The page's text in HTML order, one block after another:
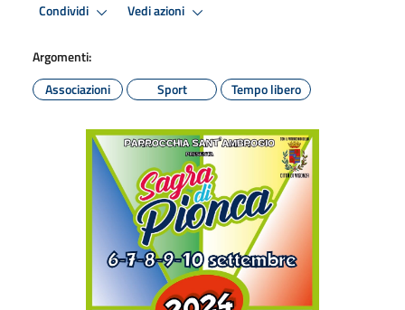
Condividi Vedi azioni
Argomenti:
Associazioni
Sport Tempo libero